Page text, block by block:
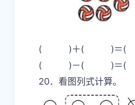
( )＋( )
( )－( )
20．看图列式计算。